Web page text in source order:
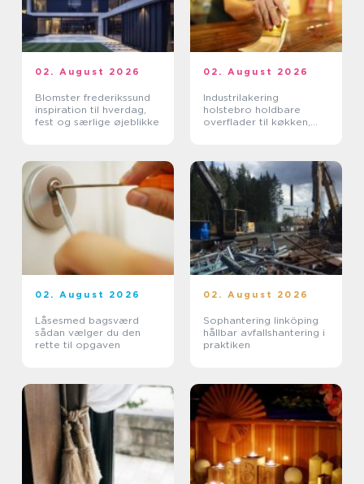
02. August 2026
Blomster frederikssund
inspiration til hverdag,
fest og særlige øjeblikke
02. August 2026
Industrilakering
holstebro holdbare
overflader til køkken,
02. August 2026
Låsesmed bagsværd
sådan vælger du den
rette til opgaven
02. August 2026
Sophantering linköping
hållbar avfallshantering i
praktiken